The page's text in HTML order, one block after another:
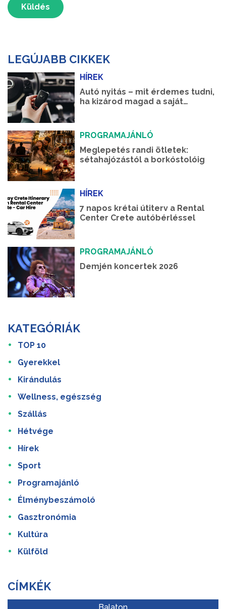
Küldés
LEGÚJABB CIKKEK
HÍREK
Autó nyitás – mit érdemes tudni,
ha kizárod magad a saját
PROGRAMAJÁNLÓ
Meglepetés randi ötletek:
sétahajózástól a borkóstolóig
HÍREK
7 napos krétai útiterv a Rental
Center Crete autóbérléssel
PROGRAMAJÁNLÓ
Demjén koncertek 2026
KATEGÓRIÁK
TOP 10
Gyerekkel
Kirándulás
Wellness, egészség
Szállás
Hétvége
Hírek
Sport
Programajánló
Élménybeszámoló
Gasztronómia
Kultúra
Külföld
CÍMKÉK